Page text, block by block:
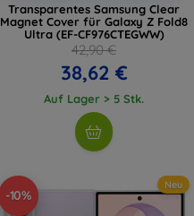
Transparentes Samsung Clear
Magnet Cover für Galaxy Z Fold8
Ultra (EF-CF976CTEGWW)
42,90 €
38,62 €
Auf Lager > 5 Stk.
-10%
Neu